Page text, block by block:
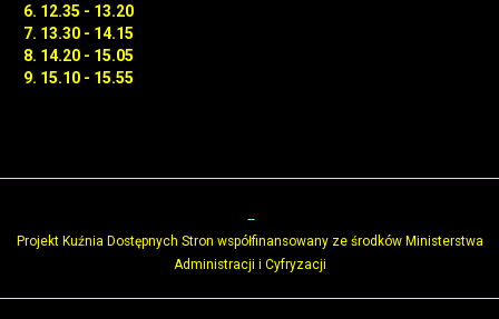
6. 12.35 - 13.20
7. 13.30 - 14.15
8. 14.20 - 15.05
9. 15.10 - 15.55
Projekt Kuźnia Dostępnych Stron współfinansowany ze środków Ministerstwa
Administracji i Cyfryzacji